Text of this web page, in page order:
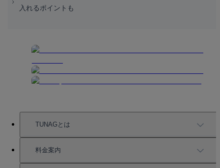
入れるポイントも
TUNAGとは
TUNAGの特徴
料金案内